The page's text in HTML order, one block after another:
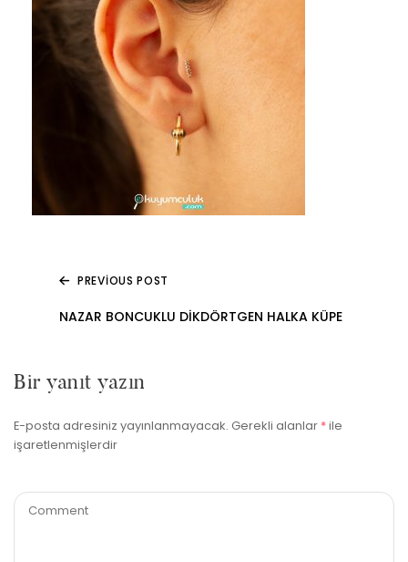
PREVIOUS POST
NAZAR BONCUKLU DIKDÖRTGEN HALKA KÜPE
Bir yanıt yazın
E-posta adresiniz yayınlanmayacak. Gerekli alanlar *ile
işaretlenmişlerdir